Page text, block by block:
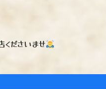
ださいませ